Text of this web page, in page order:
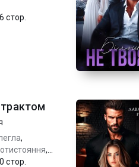
Повний текст 166 стор.
,
,
Повний текст 190 стор.